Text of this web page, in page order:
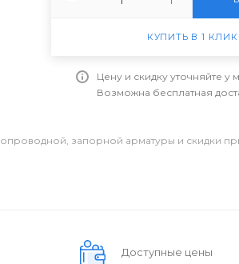
КУПИТЬ В 1 КЛИК
Цену и скидку уточняйте у
Возможна бесплатная
запорной арматуры и скидки
Доступные цены